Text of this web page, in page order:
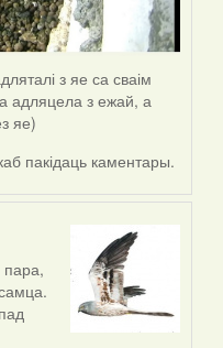
з яе са сваім
адляцела з ежай, а
яе)
пакідаць каментары.
пара,